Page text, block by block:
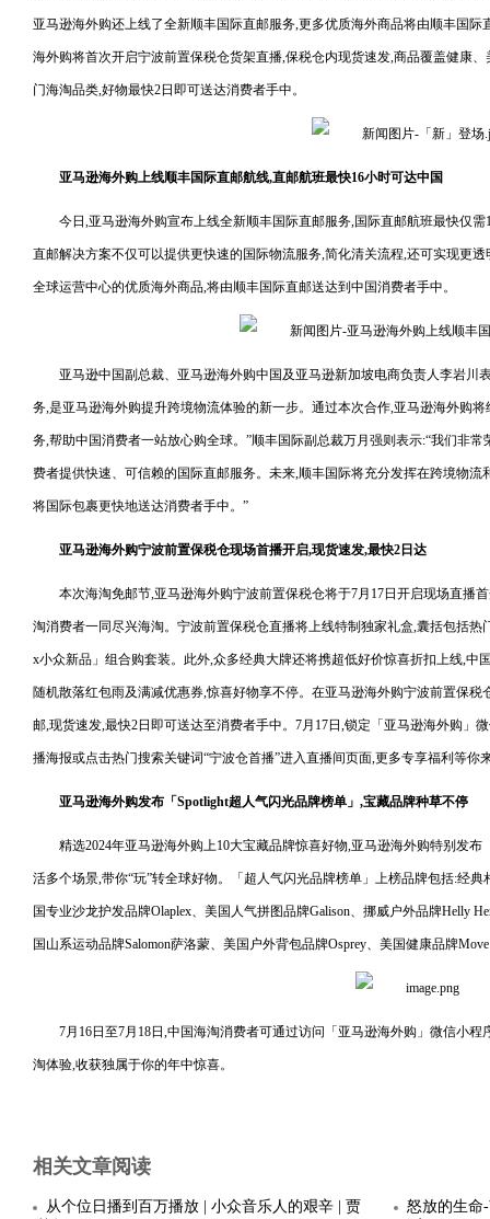
亚马逊海外购还上线了全新顺丰国际直邮服务,更多优质海外商品将由顺丰国
海外购将首次开启宁波前置保税仓货架直播,保税仓内现货速发,商品覆盖健康
门海淘品类,好物最快2日即可送达消费者手中。
亚马逊海外购上线顺丰国际直邮航线,直邮航班最快16小时可达中国
今日,亚马逊海外购宣布上线全新顺丰国际直邮服务,国际直邮航班最快仅
直邮解决方案不仅可以提供更快速的国际物流服务,简化清关流程,还可实现更
全球运营中心的优质海外商品,将由顺丰国际直邮送达到中国消费者手中。
亚马逊中国副总裁、亚马逊海外购中国及亚马逊新加坡电商负责人李岩川
务,是亚马逊海外购提升跨境物流体验的新一步。通过本次合作,亚马逊海外购
务,帮助中国消费者一站放心购全球。”顺丰国际副总裁万月强则表示:“我们非
费者提供快速、可信赖的国际直邮服务。未来,顺丰国际将充分发挥在跨境物
将国际包裹更快地送达消费者手中。”
亚马逊海外购宁波前置保税仓现场首播开启,现货速发,最快2日达
本次海淘免邮节,亚马逊海外购宁波前置保税仓将于7月17日开启现场直播
淘消费者一同尽兴海淘。宁波前置保税仓直播将上线特制独家礼盒,囊括包括
x小众新品」组合购套装。此外,众多经典大牌还将携超低好价惊喜折扣上线,中
随机散落红包雨及满减优惠券,惊喜好物享不停。在亚马逊海外购宁波前置保
邮,现货速发,最快2日即可送达至消费者手中。7月17日,锁定「亚马逊海外购」
播海报或点击热门搜索关键词“宁波仓首播”进入直播间页面,更多专享福利等你
亚马逊海外购发布 「 Spotlight超人气闪光品牌榜单 」 ,宝藏品牌种草不停
精选2024年亚马逊海外购上10大宝藏品牌惊喜好物,亚马逊海外购特别发布
活多个场景,带你“玩”转全球好物。「超人气闪光品牌榜单」上榜品牌包括:经
国专业沙龙护发品牌Olaplex、美国人气拼图品牌Galison、挪威户外品牌Helly
国山系运动品牌Salomon萨洛蒙、美国户外背包品牌Osprey、美国健康品牌
7月16日至7月18日,中国海淘消费者可通过访问「亚马逊海外购」微信小
淘体验,收获独属于你的年中惊喜。
相关文章阅读
从个位日播到百万播放 | 小众音乐人的艰辛 | 贾
怒放的生命